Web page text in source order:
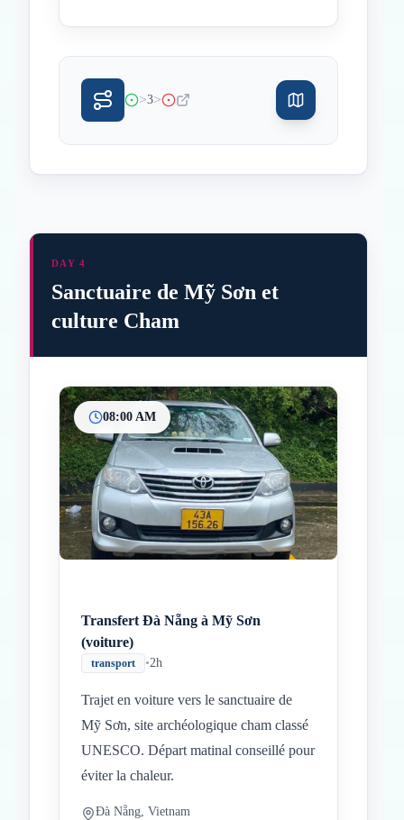
>3>
InicioParadas intermedias
Final
DAY 4
Sanctuaire de Mỹ Sơn et
culture Cham
08:00 AM
Transfert Đà Nẵng à Mỹ Sơn
(voiture)
transport •2h
Trajet en voiture vers le sanctuaire de
Mỹ Sơn, site archéologique cham classé
UNESCO. Départ matinal conseillé pour
éviter la chaleur.
Đà Nẵng, Vietnam